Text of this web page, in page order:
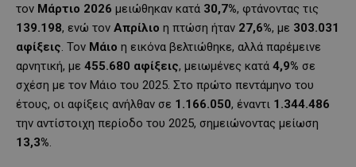
τον Μάρτιο 2026 μειώθηκαν κατά 30,7%, φτάνοντας τις
139.198, ενώ τον Απρίλιο η πτώση ήταν 27,6%, με 303.031
αφίξεις. Τον Μάιο η εικόνα βελτιώθηκε, αλλά παρέμεινε
αρνητική, με 455.680 αφίξεις, μειωμένες κατά 4,9% σε
σχέση με τον Μάιο του 2025. Στο πρώτο πεντάμηνο του
έτους, οι αφίξεις ανήλθαν σε 1.166.050, έναντι 1.344.486
την αντίστοιχη περίοδο του 2025, σημειώνοντας μείωση
13,3%.